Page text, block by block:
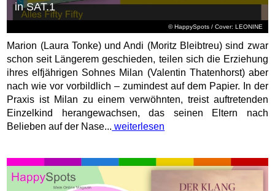
© HappySpots / Cover: LEONINE
in SAT.1
Marion (Laura Tonke) und Andi (Moritz Bleibtreu) sind zwar
schon seit Längerem geschieden, teilen sich die Erziehung
ihres elfjährigen Sohnes Milan (Valentin Thatenhorst) aber
nach wie vor vorbildlich – zumindest auf dem Papier. In der
Praxis ist Milan zu einem verwöhnten, treist auftretenden
Einzelkind herangewachsen, das seinen Eltern nach
Belieben auf der Nase... weiterlesen